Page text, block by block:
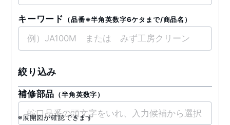
キーワード （品番※半角英数字6ケタまで/商品名）
絞り込み
補修部品 （半角英数字）
※展開図が確認できます